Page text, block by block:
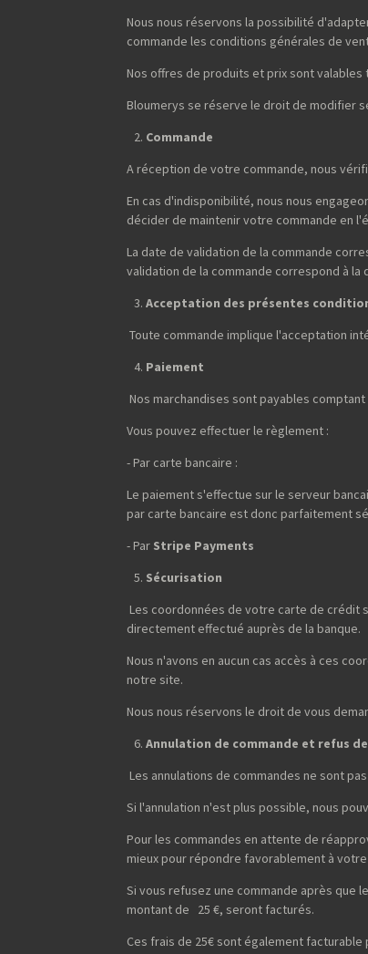
Nous nous réservons la possibilité
commande les conditions générales de
Nos offres de produits et prix sont
Bloumerys se réserve le droit de modifier
Commande
A réception de votre commande, nous
En cas d'indisponibilité, nous nous
décider de maintenir votre commande en
La date de validation de la commande
validation de la commande correspond à
Acceptation des présentes
Toute commande implique l'acceptation
Paiement
Nos marchandises sont payables
Vous pouvez effectuer le règlement :
- Par carte bancaire :
Le paiement s'effectue sur le serveur
par carte bancaire est donc parfaitement
- Par Stripe Payments
Sécurisation
Les coordonnées de votre carte de crédit
directement effectué auprès de la banque.
Nous n'avons en aucun cas accès à ces
notre site.
Nous nous réservons le droit de vous
Annulation de commande et refus
Les annulations de commandes ne sont
Si l'annulation n'est plus possible, nous
Pour les commandes en attente de
mieux pour répondre favorablement à
Si vous refusez une commande après
montant de 25 €, seront facturés.
Ces frais de 25€ sont également